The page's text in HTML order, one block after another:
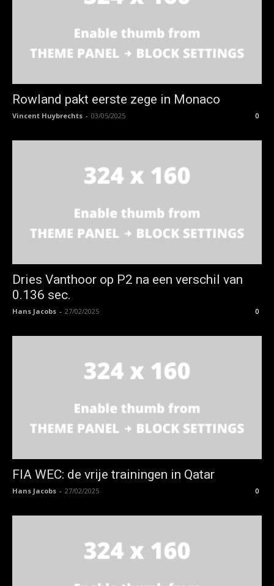
Rowland pakt eerste zege in Monaco
Vincent Huybrechts - 03/05/2025 0
Dries Vanthoor op P2 na een verschil van
0.136 sec.
Hans Jacobs - 27/02/2025 0
FIA WEC: de vrije trainingen in Qatar
Hans Jacobs - 27/02/2025 0